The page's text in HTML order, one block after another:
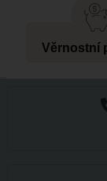
Věrnostní